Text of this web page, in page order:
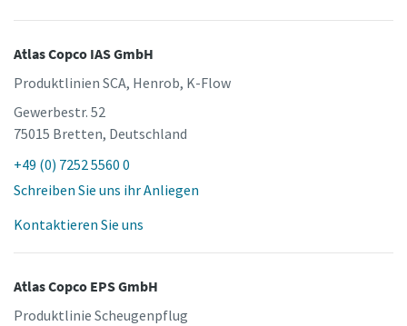
Atlas Copco IAS GmbH
Produktlinien SCA, Henrob, K-Flow
Gewerbestr. 52
75015 Bretten, Deutschland
+49 (0) 7252 5560 0
Schreiben Sie uns ihr Anliegen
Kontaktieren Sie uns
Atlas Copco EPS GmbH
Produktlinie Scheugenpflug